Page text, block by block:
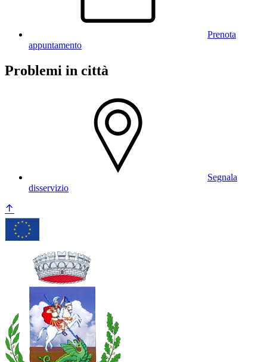
Prenota
appuntamento
Problemi in città
Segnala
disservizio